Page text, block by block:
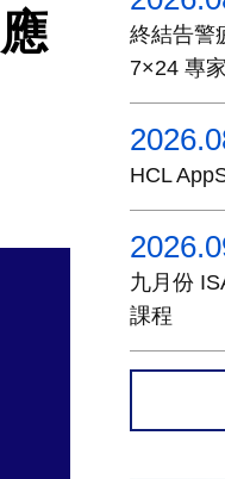
終結告警
7×24 專
HCL
九月份
課程